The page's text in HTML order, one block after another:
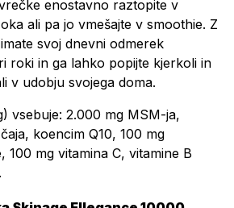
enostavno raztopite v
ali pa jo vmešajte v smoothie. Z
svoj dnevni odmerek
roki in ga lahko popijte kjerkoli in
v udobju svojega doma.
vsebuje: 2.000 mg MSM-ja,
koencim Q10, 100 mg
100 mg vitamina C, vitamine B